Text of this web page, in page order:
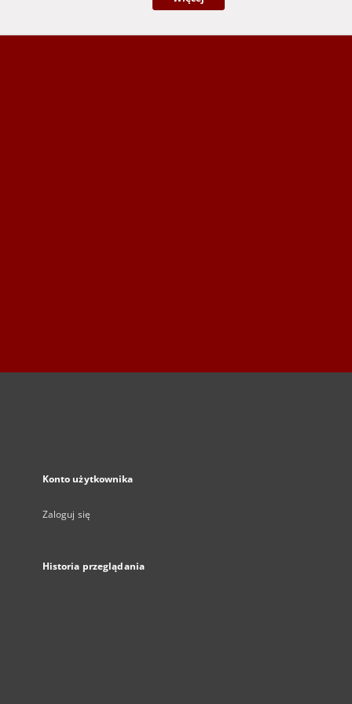
Konto użytkownika
Zaloguj się
Historia przeglądania